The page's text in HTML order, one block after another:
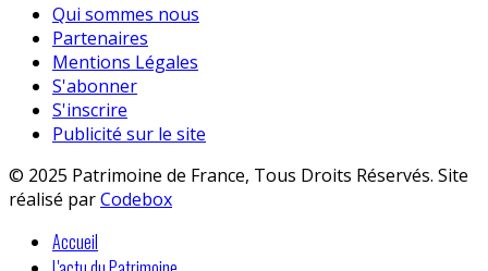
Qui sommes nous
Partenaires
Mentions Légales
S'abonner
S'inscrire
Publicité sur le site
© 2025 Patrimoine de France, Tous Droits Réservés. Site
réalisé parCodebox
Accueil